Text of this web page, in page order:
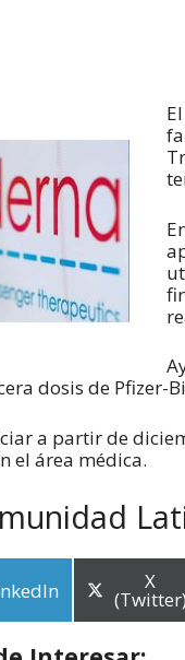
dosis de Pfizer-
a partir de
el área médica.
X
(Twitter)